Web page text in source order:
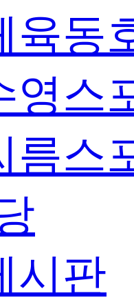
육동
영스
름스
시판